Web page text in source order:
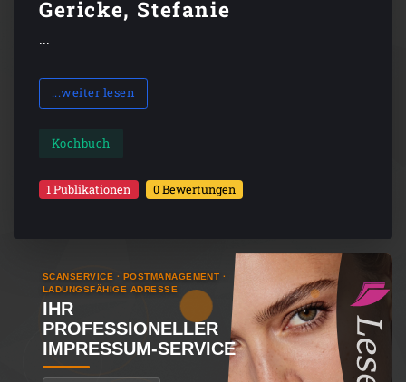
Gericke, Stefanie
...
...weiter lesen
Kochbuch
1 Publikationen 0 Bewertungen
SCANSERVICE · POSTMANAGEMENT ·
LADUNGSFÄHIGE ADRESSE
IHR
PROFESSIONELLER
IMPRESSUM-SERVICE